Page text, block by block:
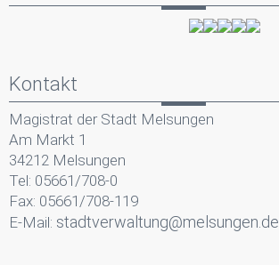
Kontakt
Magistrat der Stadt Melsungen
Am Markt 1
34212 Melsungen
Tel: 05661/708-0
Fax: 05661/708-119
E-Mail: stadtverwaltung@melsungen.de